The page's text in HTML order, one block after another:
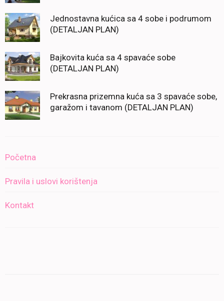
Jednostavna kućica sa 4 sobe i podrumom
(DETALJAN PLAN)
Bajkovita kuća sa 4 spavaće sobe
(DETALJAN PLAN)
Prekrasna prizemna kuća sa 3 spavaće sobe,
garažom i tavanom (DETALJAN PLAN)
Početna
Pravila i uslovi korištenja
Kontakt